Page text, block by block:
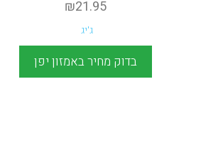
₪21.95
ג'יג
בדוק מחיר באמזון יפן